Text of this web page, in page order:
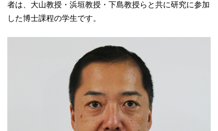
者は、大山教授・浜垣教授・下島教授らと共に研究に参加
した博士課程の学生です。